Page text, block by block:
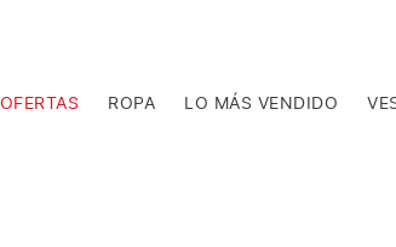
OFERTAS ROPA LO MÁS VENDIDO